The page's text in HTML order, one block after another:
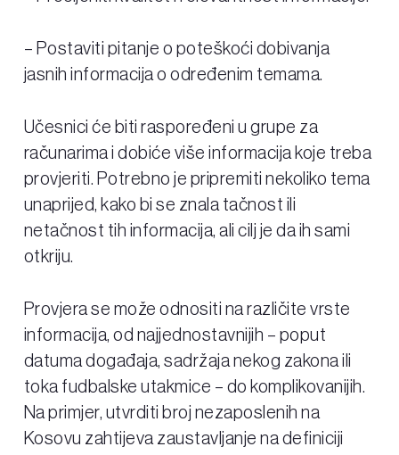
– Postaviti pitanje o poteškoći dobivanja
jasnih informacija o određenim temama.
Učesnici će biti raspoređeni u grupe za
računarima i dobiće više informacija koje treba
provjeriti. Potrebno je pripremiti nekoliko tema
unaprijed, kako bi se znala tačnost ili
netačnost tih informacija, ali cilj je da ih sami
otkriju.
Provjera se može odnositi na različite vrste
informacija, od najjednostavnijih – poput
datuma događaja, sadržaja nekog zakona ili
toka fudbalske utakmice – do komplikovanijih.
Na primjer, utvrditi broj nezaposlenih na
Kosovu zahtijeva zaustavljanje na definiciji